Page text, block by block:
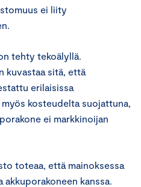
ei liity
tehty tekoälyllä.
kuvastaa sitä, että
erilaisissa
kosteudelta suojattuna,
ei markkinoijan
toteaa, että mainoksessa
akkuporakoneen kanssa.